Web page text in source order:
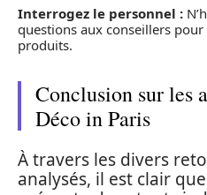
Interrogez le personnel :
questions aux conseillers
produits.
Conclusion sur les
Déco in Paris
À travers les divers
analysés, il est clair